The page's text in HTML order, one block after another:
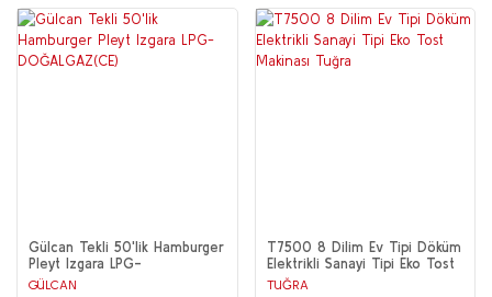
Gülcan Tekli 50'lik Hamburger
Pleyt Izgara LPG-
DOĞALGAZ(CE)
GÜLCAN
T7500 8 Dilim Ev Tipi Döküm
Elektrikli Sanayi Tipi Eko Tost
Makinası Tuğra
TUĞRA